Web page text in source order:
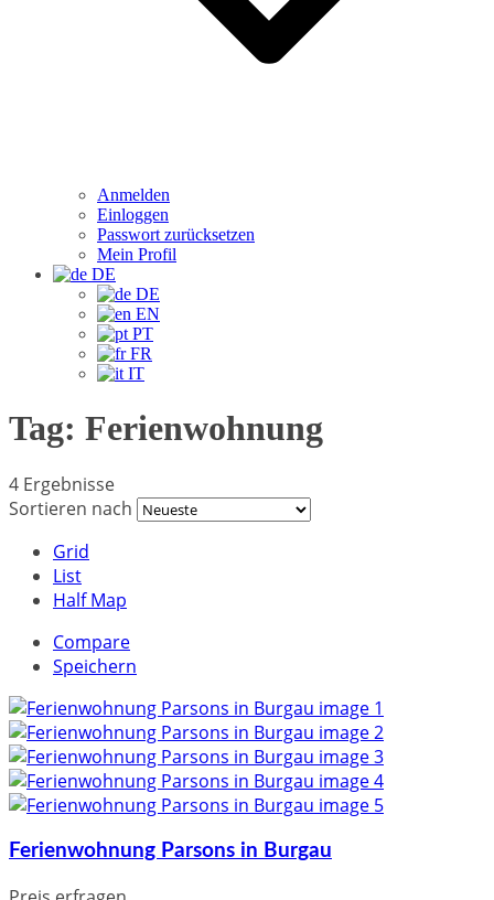
Anmelden
Einloggen
Passwort zurücksetzen
Mein Profil
DE
DE
EN
PT
FR
IT
Tag: Ferienwohnung
4 Ergebnisse
Sortieren nach
Grid
List
Half Map
Compare
Speichern
Ferienwohnung Parsons in Burgau